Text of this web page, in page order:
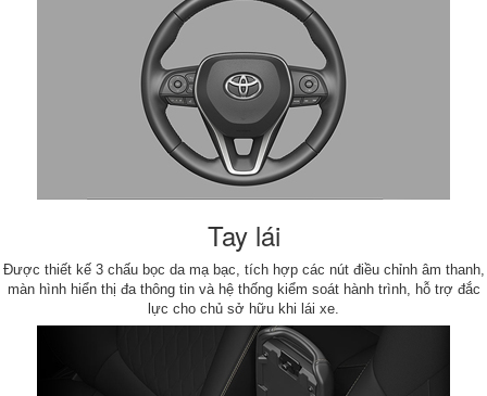
Tay lái
Được thiết kế 3 chấu bọc da mạ bạc, tích hợp các nút điều chỉnh âm thanh,
màn hình hiển thị đa thông tin và hệ thống kiểm soát hành trình, hỗ trợ đắc
lực cho chủ sở hữu khi lái xe.